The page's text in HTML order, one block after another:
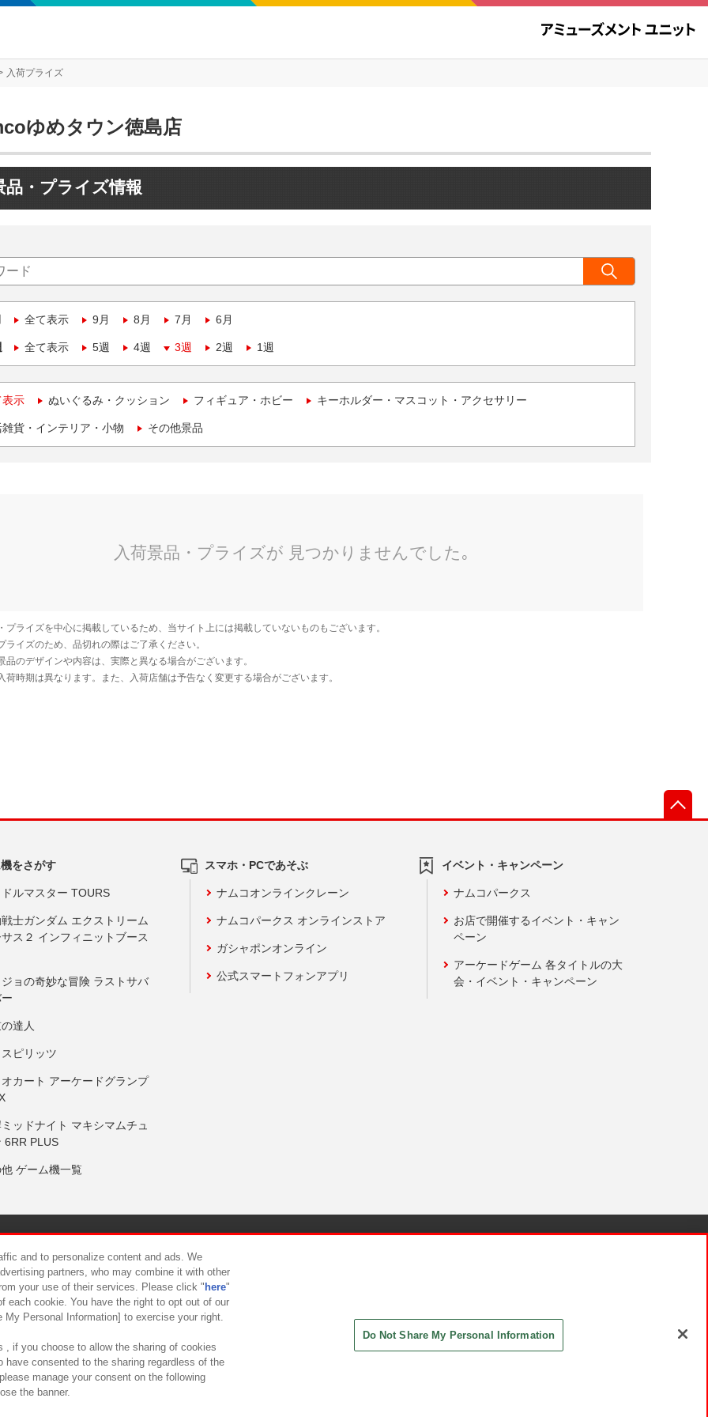
入荷プライズ
ゆめタウン徳島店
品・プライズ情報
全て表示 9月 8月 7月 6月
全て表示 5週 4週 3週 2週 1週
表示 ぬいぐるみ・クッション フィギュア・ホビー キーホルダー・マスコット・アクセサリー
貨・インテリア・小物 その他景品
をさがす
ルマスター TOURS
士ガンダム エクストリーム
ス２ インフィニットブース
ョの奇妙な冒険 ラストサバ
達人
ピリッツ
カート アーケードグランプ
ッドナイト マキシマムチュ
6RR PLUS
ゲーム機一覧
スマホ・PCであそぶ
ナムコオンラインクレーン
ナムコパークス オンラインストア
ガシャポンオンライン
公式スマートフォンアプリ
イベント・キャンペーン
ナムコパークス
お店で開催するイベント・キャン
ペーン
アーケードゲーム 各タイトルの大
会・イベント・キャンペーン
について カスタマーハラスメント対応方針
and to personalize content and ads. We
partners, who may combine it with other
your use of their services. Please click " here"
each cookie. You have the right to opt out of our
Personal Information] to exercise your right.
, if you choose to allow the sharing of cookies
have consented to the sharing regardless of the
manage your consent on the following
the banner.
Do Not Share My Personal Information